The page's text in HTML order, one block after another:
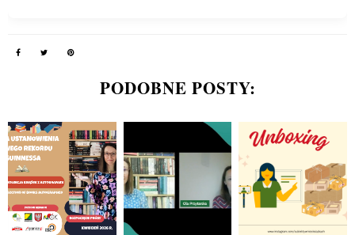
PODOBNE POSTY: